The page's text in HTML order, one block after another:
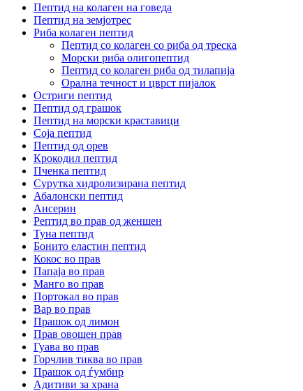
Пептид на колаген на говеда
Пептид на земјотрес
Риба колаген пептид
Пептид со колаген со риба од треска
Морски риба олигопептид
Пептид со колаген риба од тилапија
Орална течност и цврст пијалок
Остриги пептид
Пептид од грашок
Пептид на морски краставици
Соја пептид
Пептид од орев
Крокодил пептид
Пченка пептид
Сурутка хидролизирана пептид
Абалонски пептид
Ансерин
Pептид во прав од женшен
Туна пептид
Бонито еластин пептид
Кокос во прав
Папаја во прав
Манго во прав
Портокал во прав
Вар во прав
Прашок од лимон
Прав овошен прав
Гуава во прав
Горчлив тиква во прав
Прашок од ѓумбир
Адитиви за храна